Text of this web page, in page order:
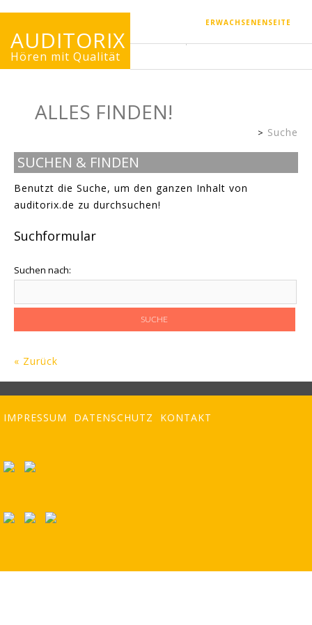
ERWACHSENENSEITE
AUDITORIX
Hören mit Qualität
ALLES FINDEN!
Kinderseite
Suche
SUCHEN & FINDEN
Benutzt die Suche, um den ganzen Inhalt von
auditorix.de zu durchsuchen!
Suchformular
Suchen nach:
« Zurück
IMPRESSUM DATENSCHUTZ KONTAKT